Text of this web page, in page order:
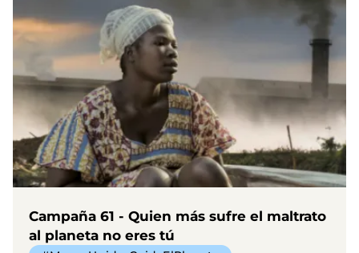
Campaña 61 - Quien más sufre el maltrato
al planeta no eres tú